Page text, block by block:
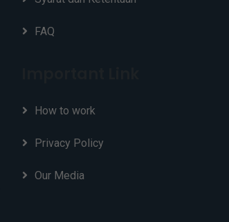
FAQ
How to work
Privacy Policy
Our Media